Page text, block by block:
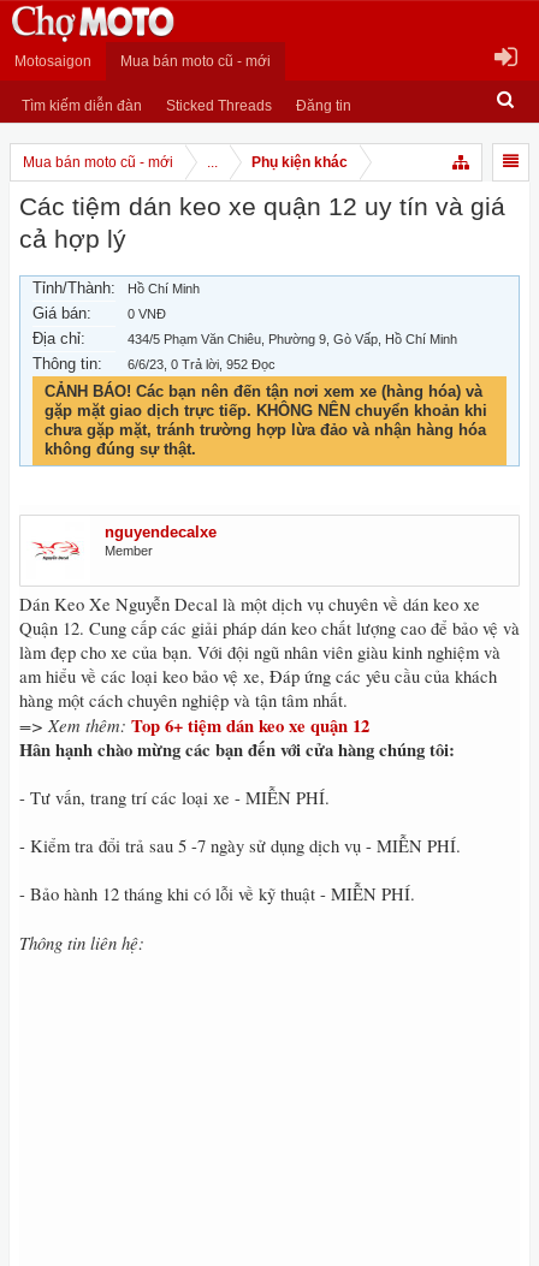
Motosaigon Mua bán moto cũ - mới
Tìm kiếm diễn đàn Sticked Threads Đăng tin
Mua bán moto cũ - mới ... Phụ kiện khác
Các tiệm dán keo xe quận 12 uy tín và giá
cả hợp lý
Tỉnh/Thành: Hồ Chí Minh
Giá bán: 0 VNĐ
Địa chỉ: 434/5 Phạm Văn Chiêu, Phường 9, Gò Vấp, Hồ Chí Minh
Thông tin: 6/6/23 , 0 Trả lời, 952 Đọc
CẢNH BÁO! Các bạn nên đến tận nơi xem xe (hàng hóa) và
gặp mặt giao dịch trực tiếp. KHÔNG NÊN chuyển khoản khi
chưa gặp mặt, tránh trường hợp lừa đảo và nhận hàng hóa
không đúng sự thật.
nguyendecalxe
Member
Dán Keo Xe Nguyễn Decal là một dịch vụ chuyên về dán keo xe
Quận 12. Cung cấp các giải pháp dán keo chất lượng cao để bảo vệ và
làm đẹp cho xe của bạn. Với đội ngũ nhân viên giàu kinh nghiệm và
am hiểu về các loại keo bảo vệ xe, Đáp ứng các yêu cầu của khách
hàng một cách chuyên nghiệp và tận tâm nhất.
=> Xem thêm: Top 6+ tiệm dán keo xe quận 12
Hân hạnh chào mừng các bạn đến với cửa hàng chúng tôi:
- Tư vấn, trang trí các loại xe - MIỄN PHÍ.
- Kiểm tra đổi trả sau 5 -7 ngày sử dụng dịch vụ - MIỄN PHÍ.
- Bảo hành 12 tháng khi có lỗi về kỹ thuật - MIỄN PHÍ.
Thông tin liên hệ: